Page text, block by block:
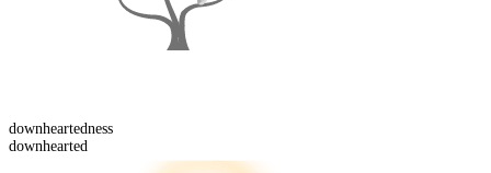
downheartedness
downhearted